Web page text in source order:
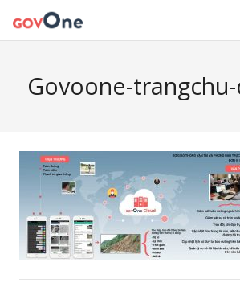
GIẢI PHÁP
HỖ TRỢ
TẢI ỨNG DỤNG
LIÊN HỆ
NHẬT KÝ CẬP NHẬT PHẦN MỀM
Govoone-